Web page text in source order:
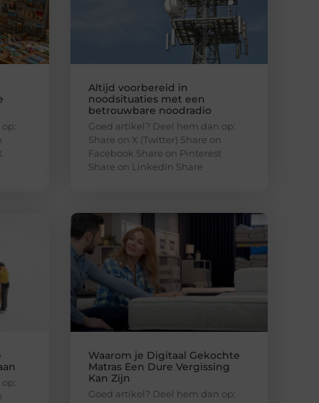
Altijd voorbereid in
noodsituaties met een
betrouwbare noodradio
Goed artikel? Deel hem dan op:
Share on X (Twitter) Share on
Facebook Share on Pinterest
Share on LinkedIn Share
Waarom je Digitaal Gekochte
Matras Een Dure Vergissing
Kan Zijn
Goed artikel? Deel hem dan op: